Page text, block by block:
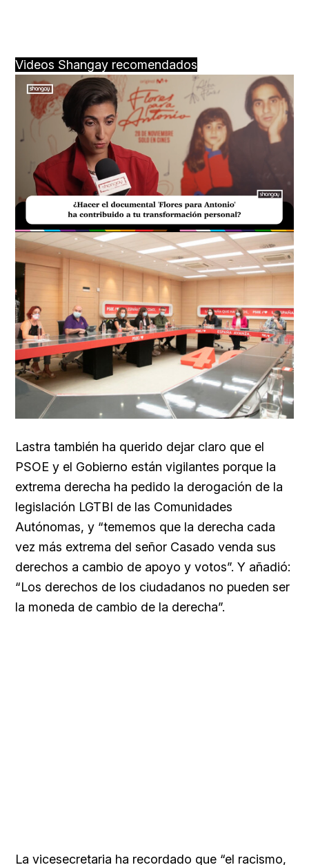
Videos Shangay recomendados
Unmute Loaded:
20.99%
Lastra también ha querido dejar claro que el
PSOE y el Gobierno están vigilantes porque la
extrema derecha ha pedido la derogación de la
legislación LGTBI de las Comunidades
Autónomas, y “tememos que la derecha cada
vez más extrema del señor Casado venda sus
derechos a cambio de apoyo y votos”. Y añadió:
“Los derechos de los ciudadanos no pueden ser
la moneda de cambio de la derecha”.
La vicesecretaria ha recordado que “el racismo,